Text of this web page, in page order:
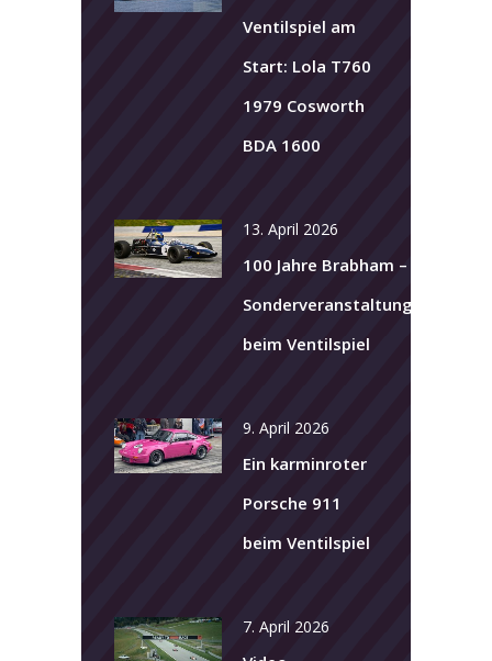
Ventilspiel am
Start: Lola T760
1979 Cosworth
BDA 1600
13. April 2026
100 Jahre Brabham –
Sonderveranstaltung
beim Ventilspiel
9. April 2026
Ein karminroter
Porsche 911
beim Ventilspiel
7. April 2026